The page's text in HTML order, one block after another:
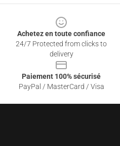
Achetez en toute confiance
24/7 Protected from clicks to
delivery
Paiement 100% sécurisé
PayPal / MasterCard / Visa